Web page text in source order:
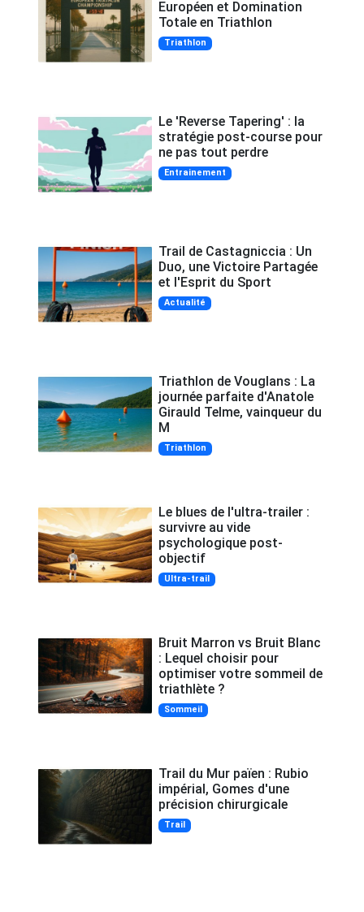
Européen et Domination
Totale en Triathlon
Triathlon
Le 'Reverse Tapering' : la
stratégie post-course pour
ne pas tout perdre
Entrainement
Trail de Castagniccia : Un
Duo, une Victoire Partagée
et l'Esprit du Sport
Actualité
Triathlon de Vouglans : La
journée parfaite d'Anatole
Girauld Telme, vainqueur du
M
Triathlon
Le blues de l'ultra-trailer :
survivre au vide
psychologique post-
objectif
Ultra-trail
Bruit Marron vs Bruit Blanc
: Lequel choisir pour
optimiser votre sommeil de
triathlète ?
Sommeil
Trail du Mur païen : Rubio
impérial, Gomes d'une
précision chirurgicale
Trail